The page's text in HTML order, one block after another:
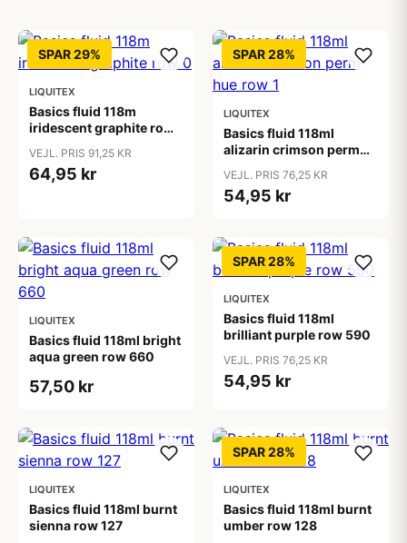
SPAR 29%
LIQUITEX
Basics fluid 118m
iridescent graphite row
VEJL. PRIS 91,25 KR
64,95 kr
SPAR 28%
LIQUITEX
Basics fluid 118ml
alizarin crimson perm
VEJL. PRIS 76,25 KR
54,95 kr
LIQUITEX
Basics fluid 118ml bright
aqua green row 660
57,50 kr
SPAR 28%
LIQUITEX
Basics fluid 118ml
brilliant purple row 590
VEJL. PRIS 76,25 KR
54,95 kr
LIQUITEX
Basics fluid 118ml burnt
sienna row 127
SPAR 28%
LIQUITEX
Basics fluid 118ml burnt
umber row 128